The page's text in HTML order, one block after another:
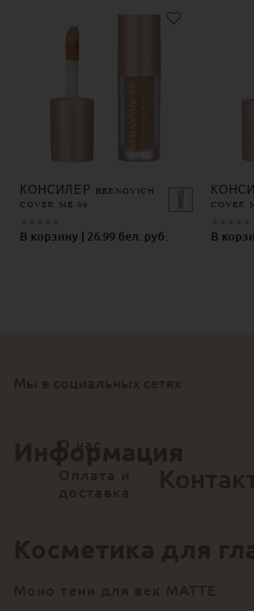
КОНСИЛЕР BERNOVICH
COVER ME 06
В корзину | 26.99 бел. руб.
COVER
В
Мы в социальных сетях
Информация
О нас
Оплата и
доставка
Косметика для
Моно тени для век MATTE